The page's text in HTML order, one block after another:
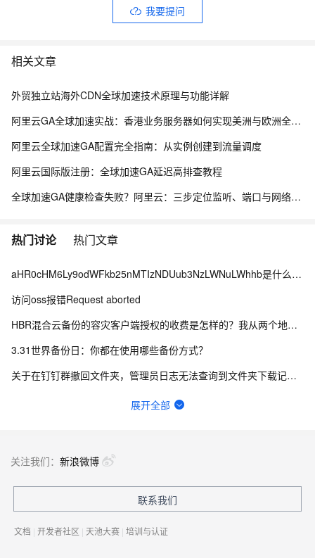
我要提问
相关文章
外贸独立站海外CDN全球加速技术原理与功能详解
阿里云GA全球加速实战：香港业务服务器如何实现美洲与欧洲全地域加速
阿里云全球加速GA配置完全指南：从实例创建到流量调度
阿里云国际版注册：全球加速GA延迟高排查教程
全球加速GA健康检查失败？阿里云：三步定位监听、端口与网络链路
热门讨论 热门文章
aHR0cHM6Ly9odWFkb25nMTIzNDUub3NzLWNuLWhhb是什么情况？
访问oss报错Request aborted
HBR混合云备份的容灾客户端授权的收费是怎样的？我从两个地方看到的不一样，哪个为准？
3.31世界备份日：你都在使用哪些备份方式？
关于在钉钉群撤回文件夹，管理员日志无法查询到文件夹下载记录的问题。
畅意抒怀，以诗会友，写下你的运维打油诗！
https://amp-message.alicdn.com/upload/ 如何存文件到这里
展开全部
关注我们： 新浪微博
联系我们
文档 | 开发者社区 | 天池大赛 | 培训与认证